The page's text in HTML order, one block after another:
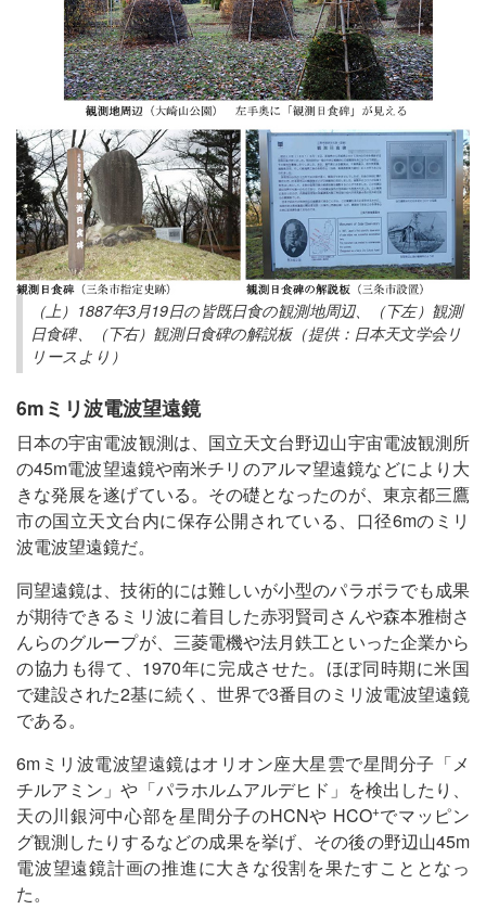
（上）1887年3月19日の皆既日食の観測地周辺、（下左）観測
日食碑、（下右）観測日食碑の解説板（提供：日本天文学会リ
リースより）
6mミリ波電波望遠鏡
日本の宇宙電波観測は、国立天文台野辺山宇宙電波観測所
の45m電波望遠鏡や南米チリのアルマ望遠鏡などにより大
きな発展を遂げている。その礎となったのが、東京都三鷹
市の国立天文台内に保存公開されている、口径6mのミリ
波電波望遠鏡だ。
同望遠鏡は、技術的には難しいが小型のパラボラでも成果
が期待できるミリ波に着目した赤羽賢司さんや森本雅樹さ
んらのグループが、三菱電機や法月鉄工といった企業から
の協力も得て、1970年に完成させた。ほぼ同時期に米国
で建設された2基に続く、世界で3番目のミリ波電波望遠鏡
である。
6mミリ波電波望遠鏡はオリオン座大星雲で星間分子「メ
チルアミン」や「パラホルムアルデヒド」を検出したり、
天の川銀河中心部を星間分子のHCNや HCO+でマッピン
グ観測したりするなどの成果を挙げ、その後の野辺山45m
電波望遠鏡計画の推進に大きな役割を果たすこととなっ
た。